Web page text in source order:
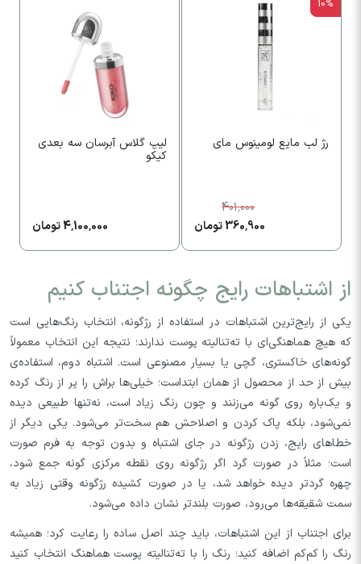
10%
رژ لب مایع لومینوس مای
401,000
360,900 تومان
لیپ گلاس آبرسان سه بعدی
کیکو
4,100,000 تومان
از اشتباهات رایج چگونه اجتناب کنیم
یکی از رایج‌ترین اشتباهات در استفاده از رژگونه، انتخاب رنگ‌هایی است
که هیچ هماهنگی‌ای با ته‌تنالیته پوست ندارند؛ نتیجه این انتخاب معمولاً
گونه‌های خاکستری، گچی یا بسیار مصنوعی است. اشتباه دوم، استفاده‌ی
بیش از حد از محصول از همان ابتداست؛ خیلی‌ها براش را پر از رنگ کرده
و یک‌باره روی گونه می‌زنند و چون رنگ زیاد است، نه‌تنها طبیعی دیده
نمی‌شود، بلکه پاک کردن و اصلاحش هم سخت‌تر می‌شود. یکی دیگر از
خطاهای رایج، زدن رژگونه در جای اشتباه و بدون توجه به فرم صورت
است؛ مثلاً در صورت گرد اگر رژگونه روی نقطه مرکزی گونه جمع شود،
چهره گردتر دیده خواهد شد، یا در صورت کشیده رژگونه وقتی زیاد به
سمت شقیقه‌ها می‌رود، صورت بلندتر نشان داده می‌شود.
برای اجتناب از این اشتباهات، باید چند اصل ساده را رعایت کرد؛ همیشه
رنگ را کم‌کم اضافه کنید؛ رنگ را با ته‌تنالیته پوست هماهنگ انتخاب کنید